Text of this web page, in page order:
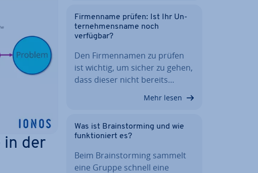
in der
Fir­men­na­me prüfen: Ist Ihr Un­
ter­neh­mens­na­me noch
verfügbar?
Den Fir­men­na­men zu prüfen
ist wichtig, um sicher zu gehen,
dass dieser nicht bereits…
Mehr lesen
Was ist Brain­stor­ming und wie
funk­tio­niert es?
Beim Brain­stor­ming sammelt
eine Gruppe schnell eine